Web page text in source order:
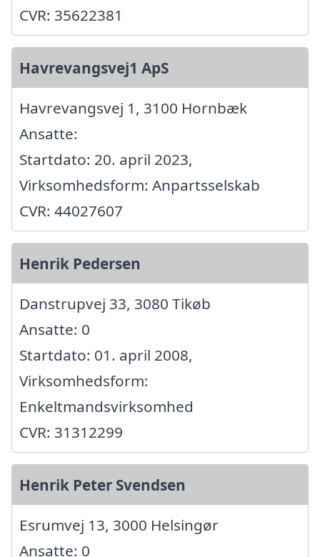
CVR: 35622381
Havrevangsvej1 ApS
Havrevangsvej 1, 3100 Hornbæk
Ansatte:
Startdato: 20. april 2023,
Virksomhedsform: Anpartsselskab
CVR: 44027607
Henrik Pedersen
Danstrupvej 33, 3080 Tikøb
Ansatte: 0
Startdato: 01. april 2008,
Virksomhedsform:
Enkeltmandsvirksomhed
CVR: 31312299
Henrik Peter Svendsen
Esrumvej 13, 3000 Helsingør
Ansatte: 0